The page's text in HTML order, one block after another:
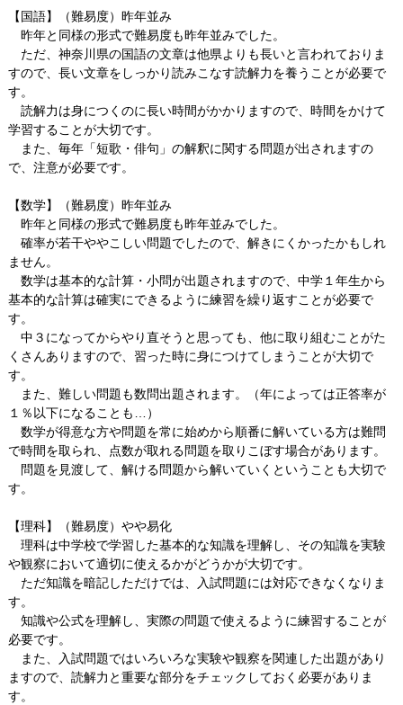
【国語】（難易度）昨年並み
昨年と同様の形式で難易度も昨年並みでした。
ただ、神奈川県の国語の文章は他県よりも長いと言われておりま
すので、長い文章をしっかり読みこなす読解力を養うことが必要で
す。
読解力は身につくのに長い時間がかかりますので、時間をかけて
学習することが大切です。
また、毎年「短歌・俳句」の解釈に関する問題が出されますの
で、注意が必要です。
【数学】（難易度）昨年並み
昨年と同様の形式で難易度も昨年並みでした。
確率が若干ややこしい問題でしたので、解きにくかったかもしれ
ません。
数学は基本的な計算・小問が出題されますので、中学１年生から
基本的な計算は確実にできるように練習を繰り返すことが必要で
す。
中３になってからやり直そうと思っても、他に取り組むことがた
くさんありますので、習った時に身につけてしまうことが大切で
す。
また、難しい問題も数問出題されます。（年によっては正答率が
１％以下になることも…）
数学が得意な方や問題を常に始めから順番に解いている方は難問
で時間を取られ、点数が取れる問題を取りこぼす場合があります。
問題を見渡して、解ける問題から解いていくということも大切で
す。
【理科】（難易度）やや易化
理科は中学校で学習した基本的な知識を理解し、その知識を実験
や観察において適切に使えるかがどうかが大切です。
ただ知識を暗記しただけでは、入試問題には対応できなくなりま
す。
知識や公式を理解し、実際の問題で使えるように練習することが
必要です。
また、入試問題ではいろいろな実験や観察を関連した出題があり
ますので、読解力と重要な部分をチェックしておく必要がありま
す。